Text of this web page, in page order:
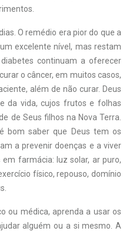
O remédio era pior do que a
excelente nível, mas restam
continuam a oferecer
o câncer, em muitos casos,
além de não curar. Deus
da vida, cujos frutos e folhas
de Seus filhos na Nova Terra.
bom saber que Deus tem os
a prevenir doenças e a viver
farmácia: luz solar, ar puro,
físico, repouso, domínio
ou médica, aprenda a usar os
alguém ou a si mesmo. A